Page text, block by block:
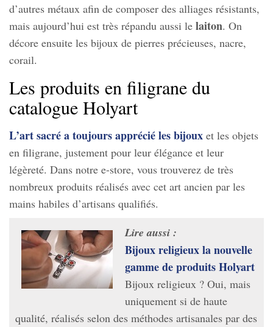
d’autres métaux afin de composer des alliages résistants,
mais aujourd’hui est très répandu aussi le laiton. On
décore ensuite les bijoux de pierres précieuses, nacre,
corail.
Les produits en filigrane du
catalogue Holyart
L’art sacré a toujours apprécié les bijoux et les objets
en filigrane, justement pour leur élégance et leur
légèreté. Dans notre e-store, vous trouverez de très
nombreux produits réalisés avec cet art ancien par les
mains habiles d’artisans qualifiés.
Lire aussi :
Bijoux religieux la nouvelle
gamme de produits Holyart
Bijoux religieux ? Oui, mais
uniquement si de haute
qualité, réalisés selon des méthodes artisanales par des